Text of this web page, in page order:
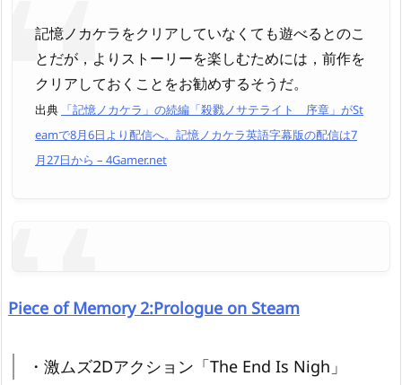
記憶ノカケラをクリアしていなくても遊べるとのこ
とだが，よりストーリーを楽しむためには，前作を
クリアしておくことをお勧めするそうだ。
出典 「記憶ノカケラ」の続編「殺戮ノサテライト 序章」がSt
eamで8月6日より配信へ。記憶ノカケラ英語字幕版の配信は7
月27日から – 4Gamer.net
Piece of Memory 2:Prologue on Steam
・激ムズ2Dアクション「The End Is Nigh」